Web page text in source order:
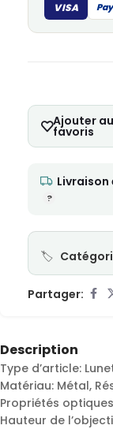
VISA Pay
Ajouter
favoris
Livraison
Partager:
Description
Type d’article:
Matériau: Métal,
Propriétés
Hauteur de